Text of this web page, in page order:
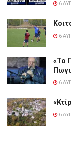
6
6
«Το
6
6